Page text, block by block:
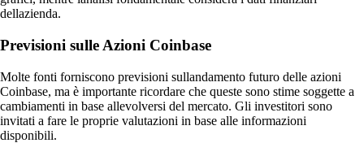
dellazienda.
Previsioni sulle Azioni Coinbase
Molte fonti forniscono previsioni sullandamento futuro delle azioni
Coinbase, ma è importante ricordare che queste sono stime soggette a
cambiamenti in base allevolversi del mercato. Gli investitori sono
invitati a fare le proprie valutazioni in base alle informazioni
disponibili.